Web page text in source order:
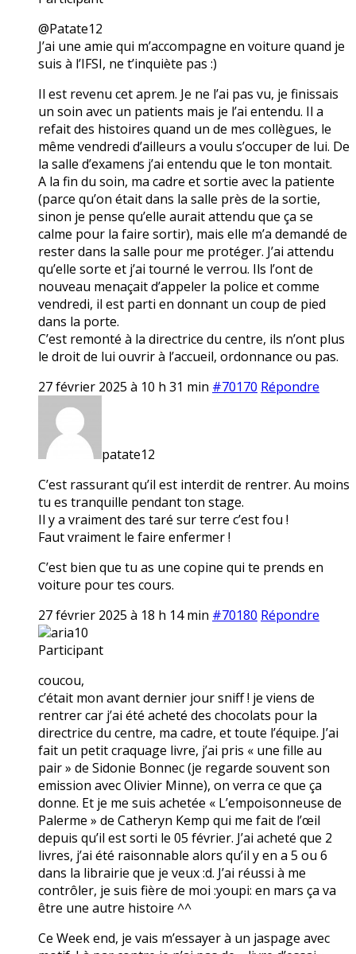
@Patate12
J’ai une amie qui m’accompagne en voiture quand je
suis à l’IFSI, ne t’inquiète pas :)
Il est revenu cet aprem. Je ne l’ai pas vu, je finissais
un soin avec un patients mais je l’ai entendu. Il a
refait des histoires quand un de mes collègues, le
même vendredi d’ailleurs a voulu s’occuper de lui. De
la salle d’examens j’ai entendu que le ton montait.
A la fin du soin, ma cadre et sortie avec la patiente
(parce qu’on était dans la salle près de la sortie,
sinon je pense qu’elle aurait attendu que ça se
calme pour la faire sortir), mais elle m’a demandé de
rester dans la salle pour me protéger. J’ai attendu
qu’elle sorte et j’ai tourné le verrou. Ils l’ont de
nouveau menaçait d’appeler la police et comme
vendredi, il est parti en donnant un coup de pied
dans la porte.
C’est remonté à la directrice du centre, ils n’ont plus
le droit de lui ouvrir à l’accueil, ordonnance ou pas.
27 février 2025 à 10 h 31 min #70170 Répondre
patate12
C’est rassurant qu’il est interdit de rentrer. Au moins
tu es tranquille pendant ton stage.
Il y a vraiment des taré sur terre c’est fou !
Faut vraiment le faire enfermer !
C’est bien que tu as une copine qui te prends en
voiture pour tes cours.
27 février 2025 à 18 h 14 min #70180 Répondre
aria10
Participant
coucou,
c’était mon avant dernier jour sniff ! je viens de
rentrer car j’ai été acheté des chocolats pour la
directrice du centre, ma cadre, et toute l’équipe. J’ai
fait un petit craquage livre, j’ai pris « une fille au
pair » de Sidonie Bonnec (je regarde souvent son
emission avec Olivier Minne), on verra ce que ça
donne. Et je me suis achetée « L’empoisonneuse de
Palerme » de Catheryn Kemp qui me fait de l’œil
depuis qu’il est sorti le 05 février. J’ai acheté que 2
livres, j’ai été raisonnable alors qu’il y en a 5 ou 6
dans la librairie que je veux :d. J’ai réussi à me
contrôler, je suis fière de moi :youpi: en mars ça va
être une autre histoire ^^
Ce Week end, je vais m’essayer à un jaspage avec